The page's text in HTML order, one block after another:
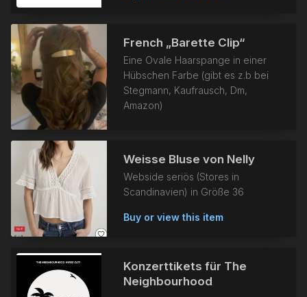
French „Barette Clip“
Eine Ovale Haarspange in einer
Hübschen Farbe (gibt es z.b bei
Stegmann, Kaufrausch, Dm,
Amazon)
Weisse Bluse von Nelly
Webside seriös (Stores in
Scandinavien) in Größe 36
Buy or view this item
Konzerttikets für The
Neighbourhood